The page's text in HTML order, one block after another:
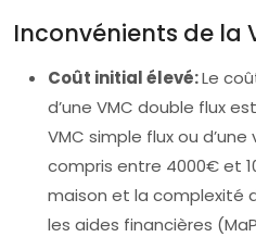
Inconvénients de la
Coût initial élevé:Le
d’une VMC double flux
VMC simple flux ou
compris entre 4000€ et
maison et la complexité
les aides financières